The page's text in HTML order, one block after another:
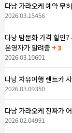
다낭 가라오케 예약 무
2026.03.15456
다낭 밤문화 가격 할인
운영자가 알려줌+ 3
2026.03.10601
다낭 자유여행 렌트카
2026.03.09350
다낭 가라오케 진짜가
2026.02.04991